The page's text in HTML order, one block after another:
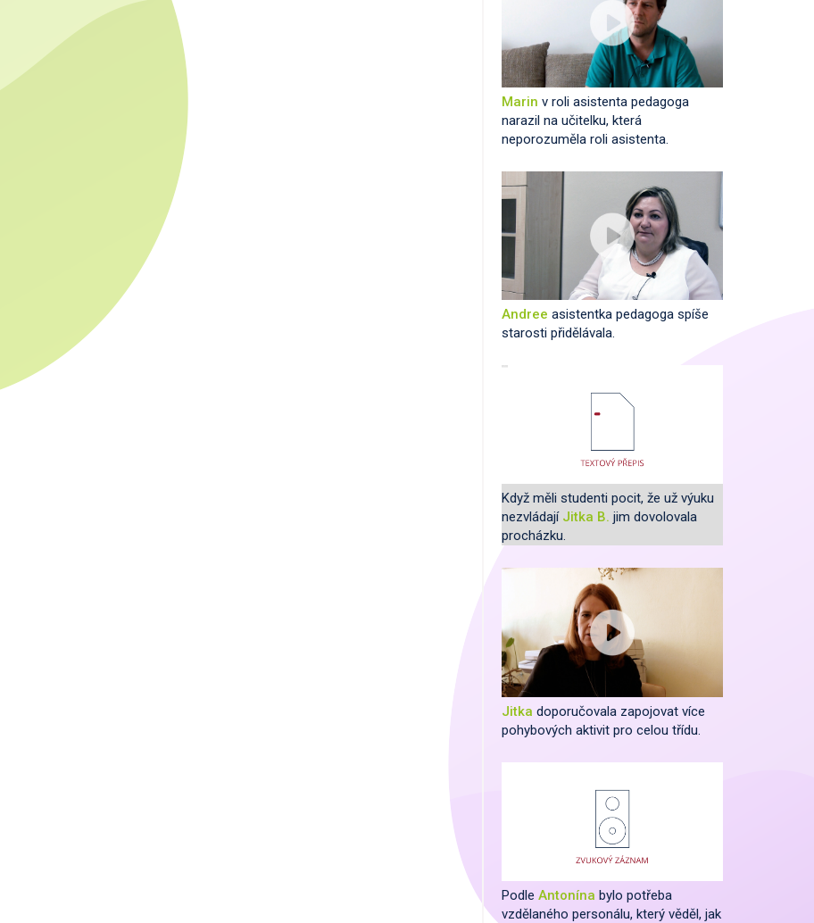
Marin v roli asistenta pedagoga
narazil na učitelku, která
neporozuměla roli asistenta.
Andree asistentka pedagoga spíše
starosti přidělávala.
Když měli studenti pocit, že už výuku
nezvládají Jitka B. jim dovolovala
procházku.
Jitka doporučovala zapojovat více
pohybových aktivit pro celou třídu.
Podle Antonína bylo potřeba
vzdělaného personálu, který věděl, jak